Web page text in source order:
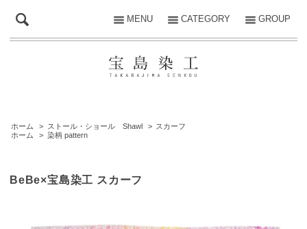
GROUP
CATEGORY
MENU
ホーム > ストール・ショール Shawl > スカーフ
ホーム
> 染柄 pattern
BeBe×宝島染工 スカーフ